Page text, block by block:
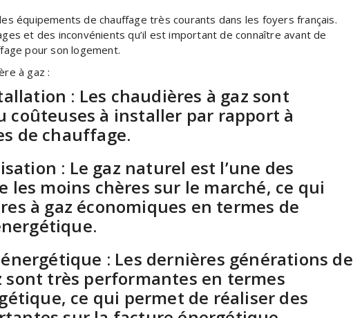
équipements de chauffage très courants dans les foyers français.
et des inconvénients qu’il est important de connaître avant de
pour son logement.
à gaz :
: Les chaudières à gaz sont
coûteuses à installer par rapport à
de chauffage.
: Le gaz naturel est l’une des
les moins chères sur le marché, ce qui
à gaz économiques en termes de
: Les dernières générations de
sont très performantes en termes
ce qui permet de réaliser des